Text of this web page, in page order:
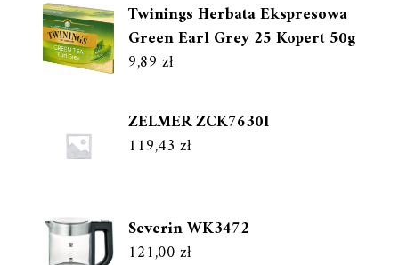
Twinings Herbata Ekspresowa
Green Earl Grey 25 Kopert 50g
9,89 zł
ZELMER ZCK7630I
119,43 zł
Severin WK3472
121,00zł